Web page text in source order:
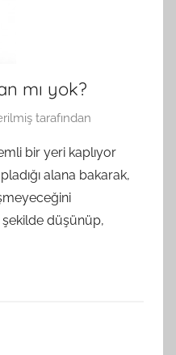
mı yok?
tarafından
bir yeri kaplıyor
alana bakarak,
düşünüp,